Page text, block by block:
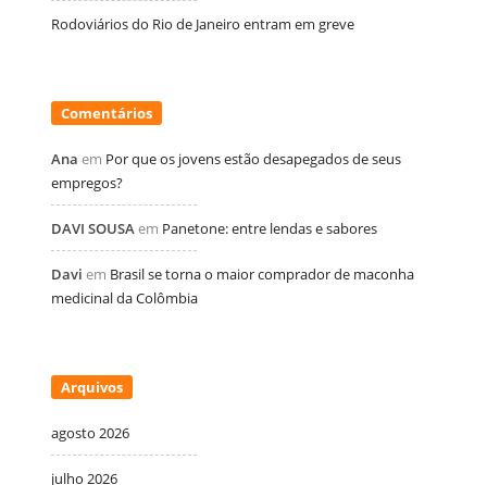
Rodoviários do Rio de Janeiro entram em greve
Comentários
Ana em Por que os jovens estão desapegados de seus
empregos?
DAVI SOUSA em Panetone: entre lendas e sabores
Davi em Brasil se torna o maior comprador de maconha
medicinal da Colômbia
Arquivos
agosto 2026
julho 2026